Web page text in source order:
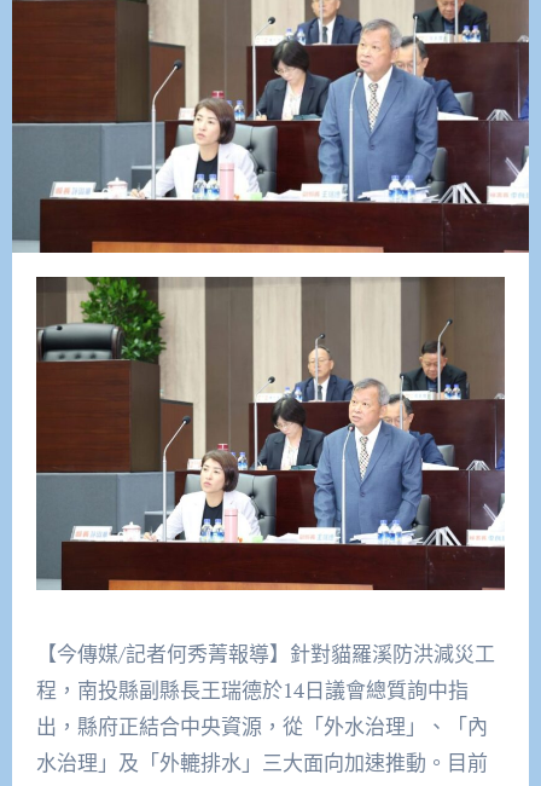
【今傳媒/記者何秀菁報導】針對貓羅溪防洪減災工
程，南投縣副縣長王瑞德於14日議會總質詢中指
出，縣府正結合中央資源，從「外水治理」、「內
水治理」及「外轆排水」三大面向加速推動。目前